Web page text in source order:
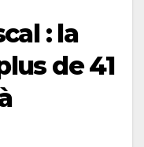
: la
de 41